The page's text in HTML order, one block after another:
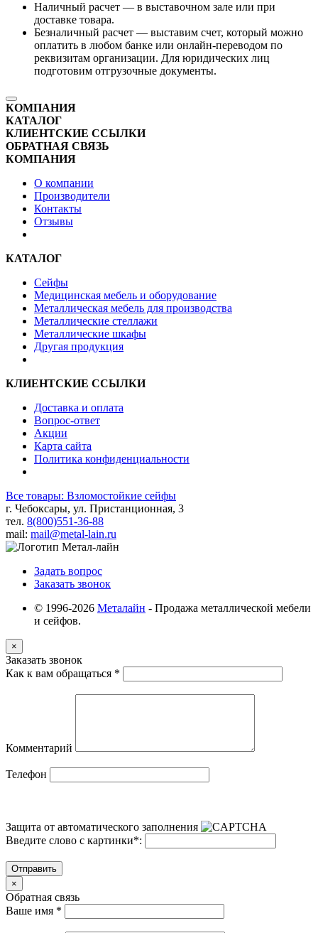
Наличный расчет — в выставочном зале или при
доставке товара.
Безналичный расчет — выставим счет, который можно
оплатить в любом банке или онлайн-переводом по
реквизитам организации. Для юридических лиц
подготовим отгрузочные документы.
КОМПАНИЯ
КАТАЛОГ
КЛИЕНТСКИЕ ССЫЛКИ
ОБРАТНАЯ СВЯЗЬ
КОМПАНИЯ
О компании
Производители
Контакты
Отзывы
КАТАЛОГ
Сейфы
Медицинская мебель и оборудование
Металлическая мебель для производства
Металлические стеллажи
Металлические шкафы
Другая продукция
КЛИЕНТСКИЕ ССЫЛКИ
Доставка и оплата
Вопрос-ответ
Акции
Карта сайта
Политика конфиденциальности
Все товары: Взломостойкие сейфы
г. Чебоксары, ул. Пристанционная, 3
тел. 8(800)551-36-88
mail: mail@metal-lain.ru
Задать вопрос
Заказать звонок
© 1996-2026 Металайн - Продажа металлической мебели
и сейфов.
×
Заказать звонок
Как к вам обращаться *
Комментарий
Телефон
Защита от автоматического заполнения
Введите слово с картинки*:
Отправить
×
Обратная связь
Ваше имя *